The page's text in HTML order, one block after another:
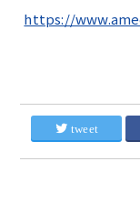
https://
tweet